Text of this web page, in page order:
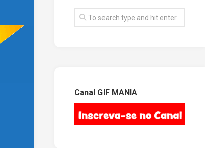
Canal GIF MANIA